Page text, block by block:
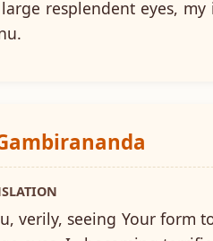
resplendent eyes,
verily, seeing Your form